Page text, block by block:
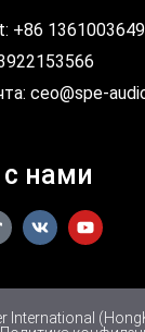
+86
ceo@spe-
нами
International